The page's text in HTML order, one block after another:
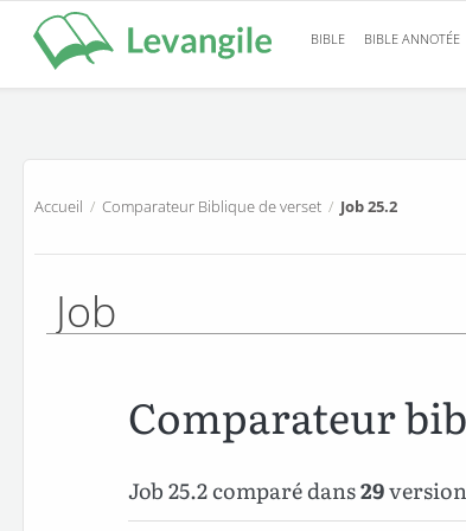
BIBLE BIBLE ANNOTÉE
Accueil / Comparateur Biblique de verset / Job 25.2
Job
Comparateur
Job 25.2 comparé dans29